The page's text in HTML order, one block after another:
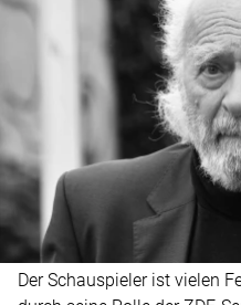
Der Schauspieler ist vielen